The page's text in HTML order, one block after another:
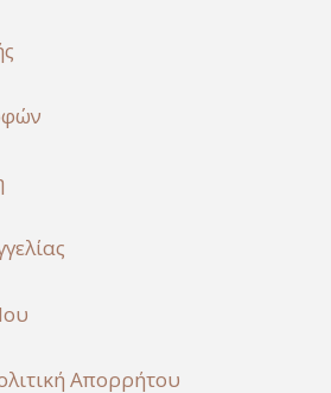
Απορρήτου